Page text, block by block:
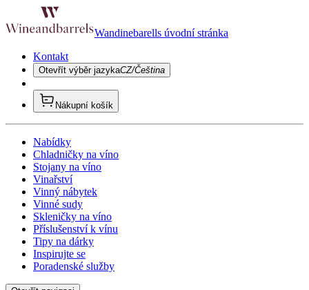
Wandinebarells úvodní stránka
Kontakt
Otevřít výběr jazykaCZ/Čeština
Nákupní košík
Nabídky
Chladničky na víno
Stojany na víno
Vinařství
Vinný nábytek
Vinné sudy
Skleničky na víno
Příslušenství k vínu
Tipy na dárky
Inspirujte se
Poradenské služby